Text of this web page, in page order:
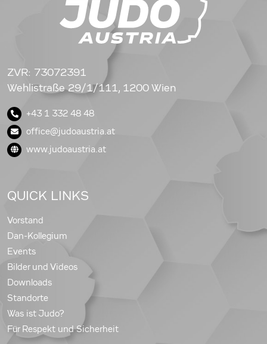
ZVR: 73072391
Wehlistraße 29/1/111, 1200 Wien
+43 1 332 48 48
office@judoaustria.at
www.judoaustria.at
QUICK LINKS
Vorstand
Dan-Kollegium
Events
Bilder und Videos
Downloads
Standorte
Was ist Judo?
Für Respekt und Sicherheit